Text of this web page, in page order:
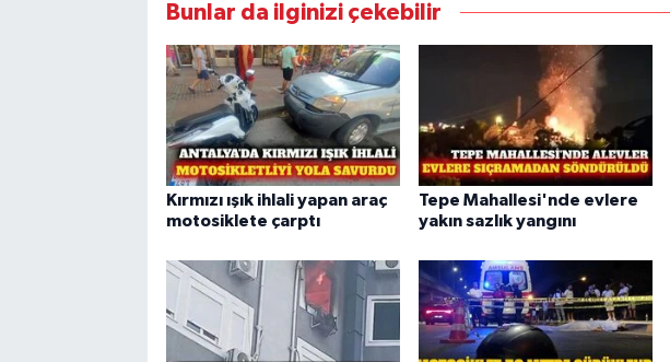
Bunlar da ilginizi çekebilir
Kırmızı ışık ihlali yapan araç
motosiklete çarptı
Tepe Mahallesi'nde evlere
yakın sazlık yangını